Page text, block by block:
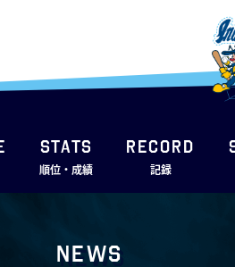
STATS
順位・成績
RECORD
記録
News